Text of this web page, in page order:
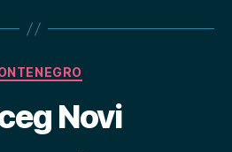
Kategorier
Novi